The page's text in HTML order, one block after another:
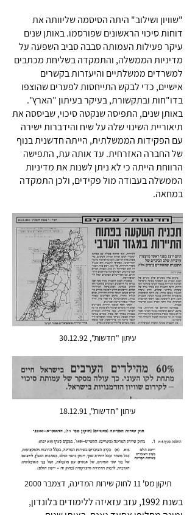
"שוויון ושילוב" היתה הסיסמה שליוותה את
דוחות סיכוי הראשונים שפורסמו. באותן שנים
עיקר פעילות העמותה סבבה סביב השפעה על
מדיניות הממשלה, והתמקדה בשליחת מכתבים
למשרדים ממשלתיים והיעזרות בקשרים
אישיים, כדי לבקש התייחסות לפערים שהוצפו
בדו"חות ובתקשורת, בעיקר בעיתון "הארץ".
באותן שנים, התפיסה שנקטה סיכוי, שביססה את
תיאוריית השינוי שלה על שיח והידברות ישירה
עם הפקידות הממשלתית, הייתה חדשנית בנוף
של החברה האזרחית. עד אותה עת, התפישה
הרווחת הייתה כי לא ניתן לשנות את מדיניות
הממשלה בעבודה מול פקידים, ולכן התמקדה
במחאה.
עיתון "חדשות", 30.12.92
עיתון "חדשות", 18.12.91
בשנת 1992, עזב עזאיזה ללימודים בלונדון,
תיקון מס' 11 לחוק שירות המדינה, דצמבר 2000